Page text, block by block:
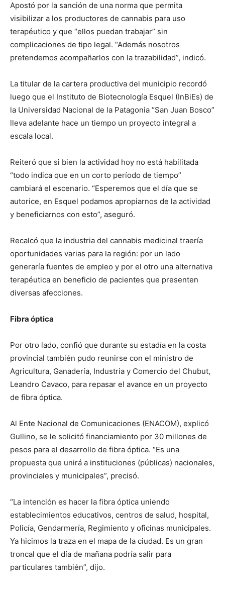
Apostó por la sanción de una norma que permita
visibilizar a los productores de cannabis para uso
terapéutico y que “ellos puedan trabajar” sin
complicaciones de tipo legal. “Además nosotros
pretendemos acompañarlos con la trazabilidad”, indicó.
La titular de la cartera productiva del municipio recordó
luego que el Instituto de Biotecnología Esquel (InBiEs) de
la Universidad Nacional de la Patagonia “San Juan Bosco”
lleva adelante hace un tiempo un proyecto integral a
escala local.
Reiteró que si bien la actividad hoy no está habilitada
“todo indica que en un corto período de tiempo”
cambiará el escenario. “Esperemos que el día que se
autorice, en Esquel podamos apropiarnos de la actividad
y beneficiarnos con esto”, aseguró.
Recalcó que la industria del cannabis medicinal traería
oportunidades varias para la región: por un lado
generaría fuentes de empleo y por el otro una alternativa
terapéutica en beneficio de pacientes que presenten
diversas afecciones.
Fibra óptica
Por otro lado, confió que durante su estadía en la costa
provincial también pudo reunirse con el ministro de
Agricultura, Ganadería, Industria y Comercio del Chubut,
Leandro Cavaco, para repasar el avance en un proyecto
de fibra óptica.
Al Ente Nacional de Comunicaciones (ENACOM), explicó
Gullino, se le solicitó financiamiento por 30 millones de
pesos para el desarrollo de fibra óptica. “Es una
propuesta que unirá a instituciones (públicas) nacionales,
provinciales y municipales”, precisó.
“La intención es hacer la fibra óptica uniendo
establecimientos educativos, centros de salud, hospital,
Policía, Gendarmería, Regimiento y oficinas municipales.
Ya hicimos la traza en el mapa de la ciudad. Es un gran
troncal que el día de mañana podría salir para
particulares también”, dijo.